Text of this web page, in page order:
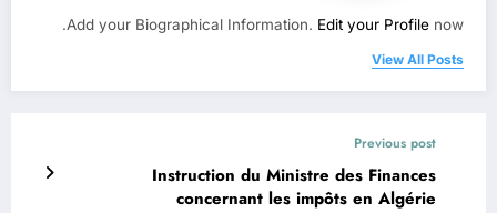
Add your Biographical Information. Edit your Profile now.
View All Posts
Previous post
Instruction du Ministre des Finances
concernant les impôts en Algérie